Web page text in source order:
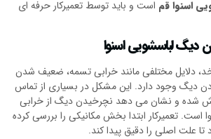
اسنوا قم است و باید توسط تعمیرکار حرفه ای
دیگ لباسشویی اسنوا
دلایل مختلفی مانند خرابی تسمه، ضعیف شدن
دیگ وجود دارد. این مشکل در بسیاری از تماس
شده و نشان می دهد نچرخیدن دیگ از خرابی
است. تعمیرکار ابتدا بخش مکانیکی را بررسی کرده
علت اصلی را دقیق پیدا کند.